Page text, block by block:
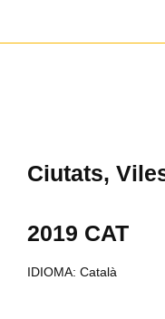
Ciutats,
2019 CAT
IDIOMA: Català